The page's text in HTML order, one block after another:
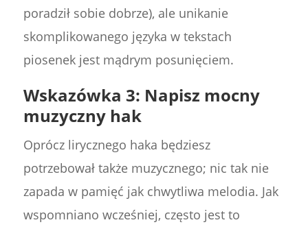
poradził sobie dobrze), ale unikanie
skomplikowanego języka w tekstach
piosenek jest mądrym posunięciem.
Wskazówka 3: Napisz mocny
muzyczny hak
Oprócz lirycznego haka będziesz
potrzebował także muzycznego; nic tak nie
zapada w pamięć jak chwytliwa melodia. Jak
wspomniano wcześniej, często jest to